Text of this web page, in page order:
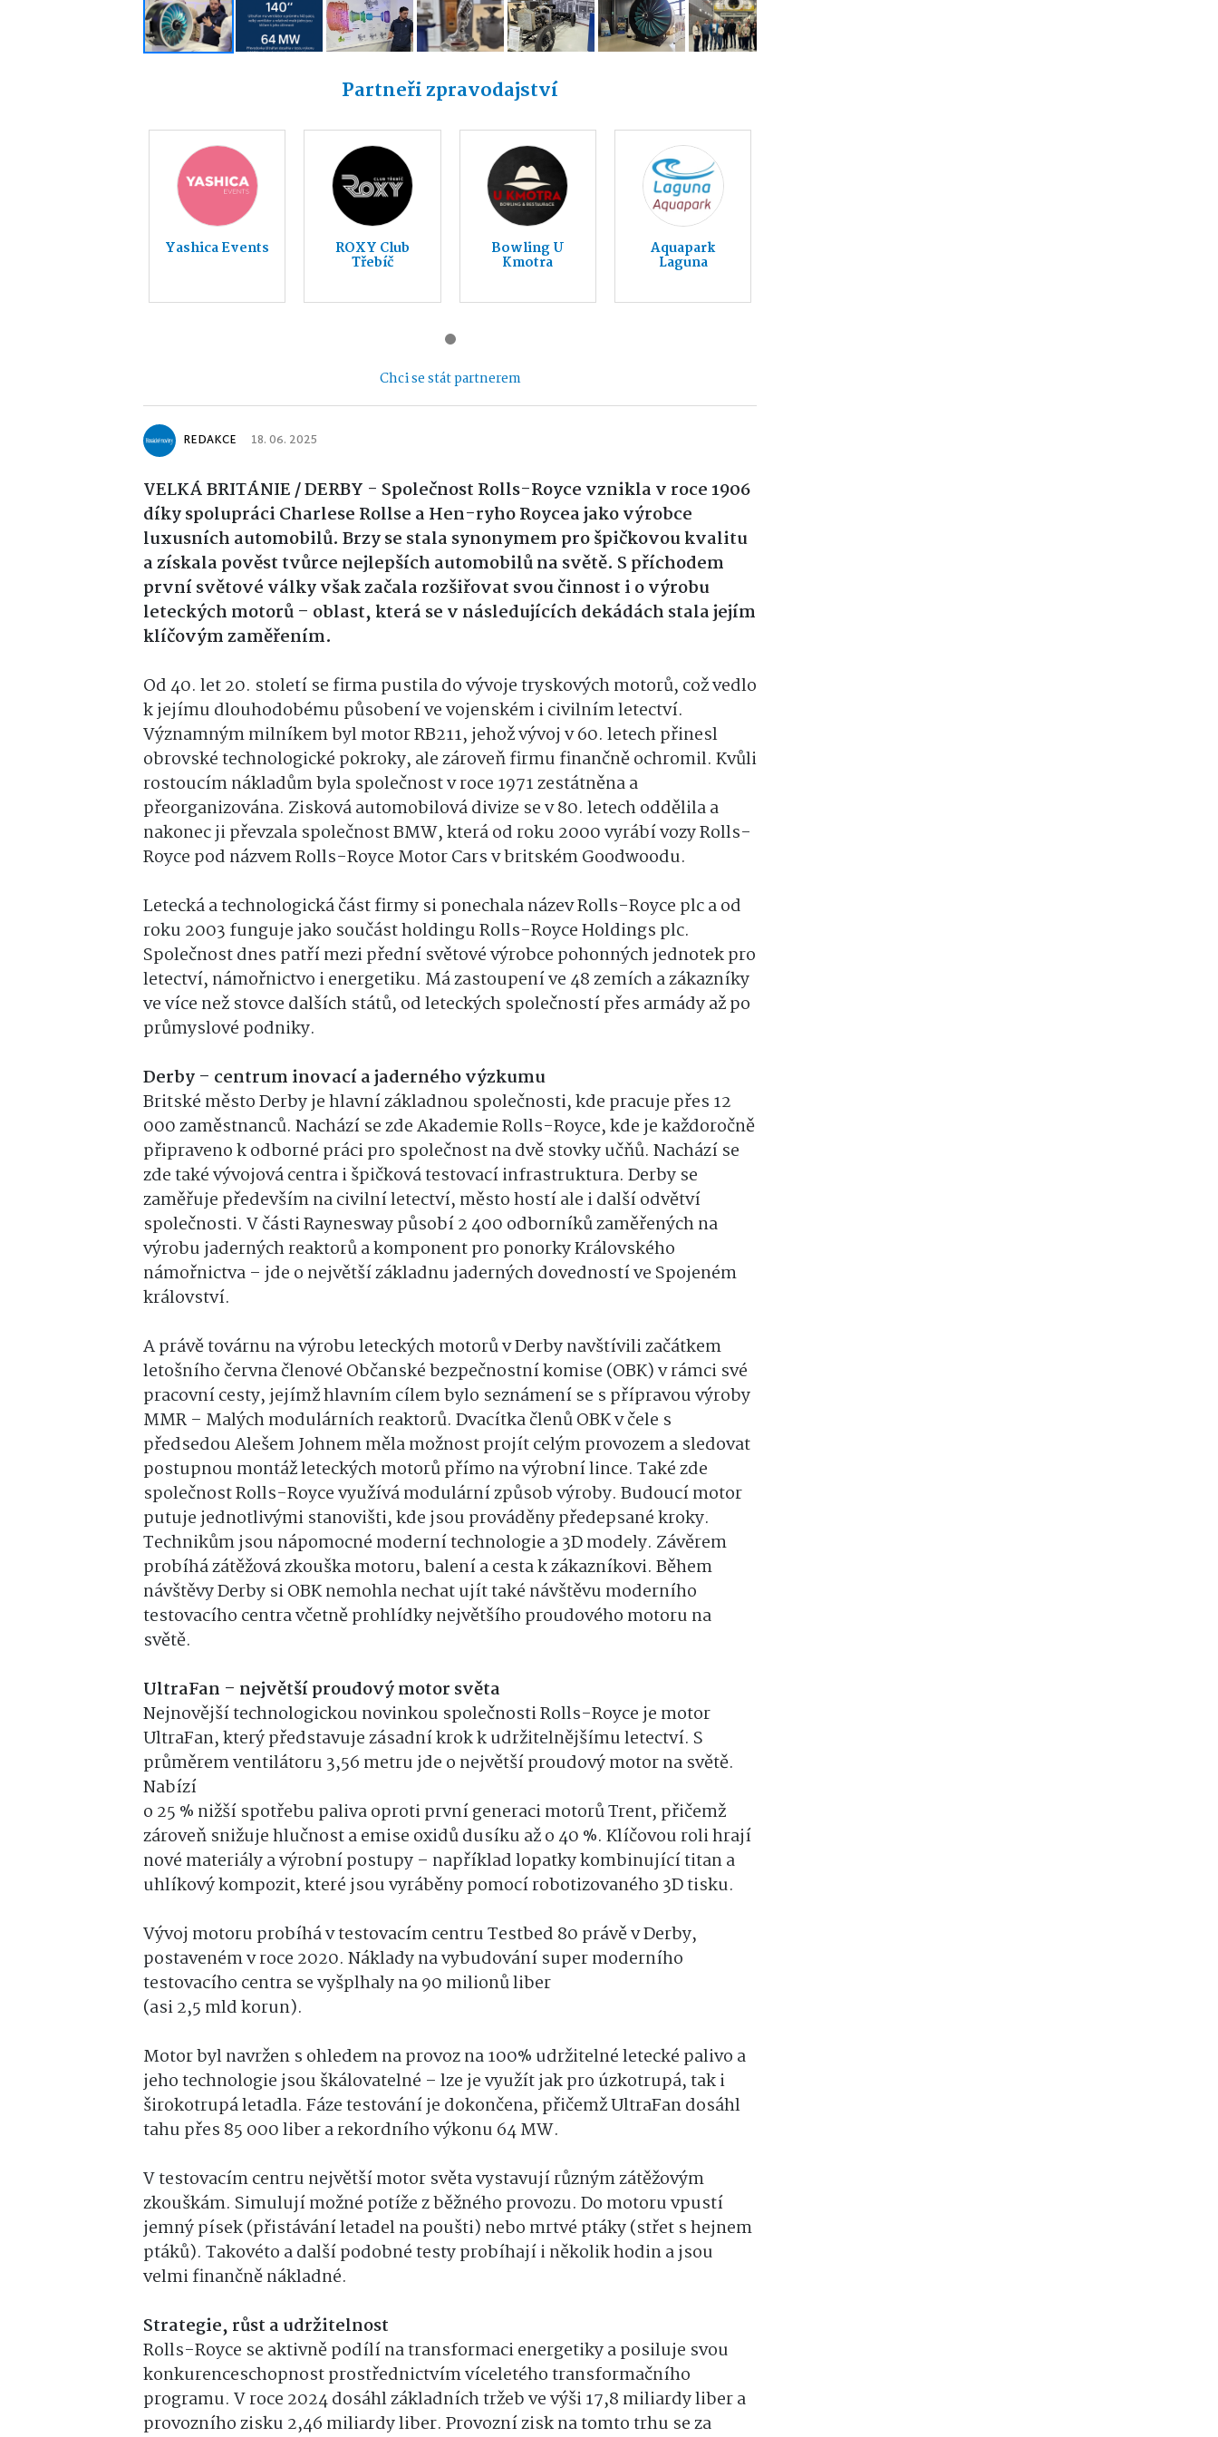
Partneři zpravodajství
Yashica Events ROXY Club
Třebíč
Bowling U
Kmotra
Aquapark
Laguna
Chci se stát partnerem
REDAKCE 18. 06. 2025
VELKÁ BRITÁNIE / DERBY - Společnost Rolls-Royce vznikla v roce 1906
díky spolupráci Charlese Rollse a Hen-ryho Roycea jako výrobce
luxusních automobilů. Brzy se stala synonymem pro špičkovou kvalitu
a získala pověst tvůrce nejlepších automobilů na světě. S příchodem
první světové války však začala rozšiřovat svou činnost i o výrobu
leteckých motorů – oblast, která se v následujících dekádách stala jejím
klíčovým zaměřením.
Od 40. let 20. století se firma pustila do vývoje tryskových motorů, což vedlo
k jejímu dlouhodobému působení ve vojenském i civilním letectví.
Významným milníkem byl motor RB211, jehož vývoj v 60. letech přinesl
obrovské technologické pokroky, ale zároveň firmu finančně ochromil. Kvůli
rostoucím nákladům byla společnost v roce 1971 zestátněna a
přeorganizována. Zisková automobilová divize se v 80. letech oddělila a
nakonec ji převzala společnost BMW, která od roku 2000 vyrábí vozy Rolls-
Royce pod názvem Rolls-Royce Motor Cars v britském Goodwoodu.
Letecká a technologická část firmy si ponechala název Rolls-Royce plc a od
roku 2003 funguje jako součást holdingu Rolls-Royce Holdings plc.
Společnost dnes patří mezi přední světové výrobce pohonných jednotek pro
letectví, námořnictvo i energetiku. Má zastoupení ve 48 zemích a zákazníky
ve více než stovce dalších států, od leteckých společností přes armády až po
průmyslové podniky.
Derby – centrum inovací a jaderného výzkumu
Britské město Derby je hlavní základnou společnosti, kde pracuje přes 12
000 zaměstnanců. Nachází se zde Akademie Rolls-Royce, kde je každoročně
připraveno k odborné práci pro společnost na dvě stovky učňů. Nachází se
zde také vývojová centra i špičková testovací infrastruktura. Derby se
zaměřuje především na civilní letectví, město hostí ale i další odvětví
společnosti. V části Raynesway působí 2 400 odborníků zaměřených na
výrobu jaderných reaktorů a komponent pro ponorky Královského
námořnictva – jde o největší základnu jaderných dovedností ve Spojeném
království.
A právě továrnu na výrobu leteckých motorů v Derby navštívili začátkem
letošního června členové Občanské bezpečnostní komise (OBK) v rámci své
pracovní cesty, jejímž hlavním cílem bylo seznámení se s přípravou výroby
MMR – Malých modulárních reaktorů. Dvacítka členů OBK v čele s
předsedou Alešem Johnem měla možnost projít celým provozem a sledovat
postupnou montáž leteckých motorů přímo na výrobní lince. Také zde
společnost Rolls-Royce využívá modulární způsob výroby. Budoucí motor
putuje jednotlivými stanovišti, kde jsou prováděny předepsané kroky.
Technikům jsou nápomocné moderní technologie a 3D modely. Závěrem
probíhá zátěžová zkouška motoru, balení a cesta k zákazníkovi. Během
návštěvy Derby si OBK nemohla nechat ujít také návštěvu moderního
testovacího centra včetně prohlídky největšího proudového motoru na
světě.
UltraFan – největší proudový motor světa
Nejnovější technologickou novinkou společnosti Rolls-Royce je motor
UltraFan, který představuje zásadní krok k udržitelnějšímu letectví. S
průměrem ventilátoru 3,56 metru jde o největší proudový motor na světě.
Nabízí
o 25 % nižší spotřebu paliva oproti první generaci motorů Trent, přičemž
zároveň snižuje hlučnost a emise oxidů dusíku až o 40 %. Klíčovou roli hrají
nové materiály a výrobní postupy – například lopatky kombinující titan a
uhlíkový kompozit, které jsou vyráběny pomocí robotizovaného 3D tisku.
Vývoj motoru probíhá v testovacím centru Testbed 80 právě v Derby,
postaveném v roce 2020. Náklady na vybudování super moderního
testovacího centra se vyšplhaly na 90 milionů liber
(asi 2,5 mld korun).
Motor byl navržen s ohledem na provoz na 100% udržitelné letecké palivo a
jeho technologie jsou škálovatelné – lze je využít jak pro úzkotrupá, tak i
širokotrupá letadla. Fáze testování je dokončena, přičemž UltraFan dosáhl
tahu přes 85 000 liber a rekordního výkonu 64 MW.
V testovacím centru největší motor světa vystavují různým zátěžovým
zkouškám. Simulují možné potíže z běžného provozu. Do motoru vpustí
jemný písek (přistávání letadel na poušti) nebo mrtvé ptáky (střet s hejnem
ptáků). Takovéto a další podobné testy probíhají i několik hodin a jsou
velmi finančně nákladné.
Strategie, růst a udržitelnost
Rolls-Royce se aktivně podílí na transformaci energetiky a posiluje svou
konkurenceschopnost prostřednictvím víceletého transformačního
programu. V roce 2024 dosáhl základních tržeb ve výši 17,8 miliardy liber a
provozního zisku 2,46 miliardy liber. Provozní zisk na tomto trhu se za